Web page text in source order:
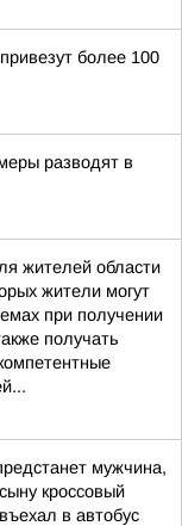
более 100
разводят в
жителей области
жители могут
при получении
получать
мужчина,
кроссовый
в автобус